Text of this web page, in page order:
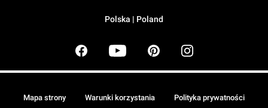
Polska | Poland
Mapa strony Warunki korzystania Polityka prywatności